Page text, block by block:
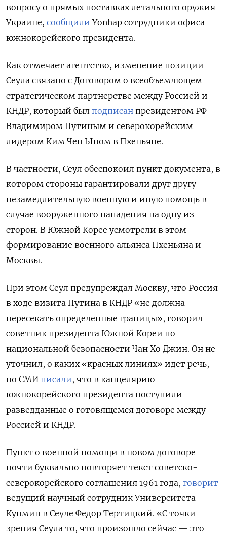
вопросу о прямых поставках летального оружия
Украине, сообщили Yonhap сотрудники офиса
южнокорейского президента.
Как отмечает агентство, изменение позиции
Сеула связано с Договором о всеобъемлющем
стратегическом партнерстве между Россией и
КНДР, который был подписан президентом РФ
Владимиром Путиным и северокорейским
лидером Ким Чен Ыном в Пхеньяне.
В частности, Сеул обеспокоил пункт документа, в
котором стороны гарантировали друг другу
незамедлительную военную и иную помощь в
случае вооруженного нападения на одну из
сторон. В Южной Корее усмотрели в этом
формирование военного альянса Пхеньяна и
Москвы.
При этом Сеул предупреждал Москву, что Россия
в ходе визита Путина в КНДР «не должна
пересекать определенные границы», говорил
советник президента Южной Кореи по
национальной безопасности Чан Хо Джин. Он не
уточнил, о каких «красных линиях» идет речь,
но СМИ писали, что в канцелярию
южнокорейского президента поступили
разведданные о готовящемся договоре между
Россией и КНДР.
Пункт о военной помощи в новом договоре
почти буквально повторяет текст советско-
северокорейского соглашения 1961 года, говорит
ведущий научный сотрудник Университета
Кунмин в Сеуле Федор Тертицкий. «С точки
зрения Сеула то, что произошло сейчас — это